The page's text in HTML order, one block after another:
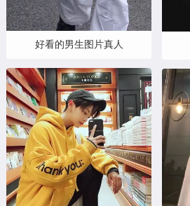
好看的男生图片真人